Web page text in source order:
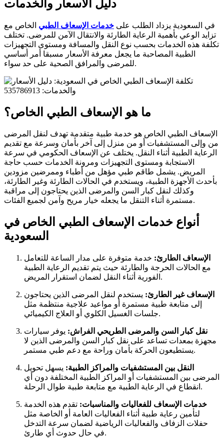
دليل الأسعار والخدمات
في السعودية يزداد الطلب على خدمات الإسعاف الطبي الخاص مع
تزايد الوعي بأهمية الرعاية الطارئة والانتقال الآمن للمرضى. تختلف
تكلفة هذه الخدمات بحسب نوع النقل والمسافة ومستوى التجهيزات
الطبية المصاحبة ما يجعل معرفة الأسعار مسبقا أمر أساسي
للمرضى والمرافق الصحية على حد سواء.
ما هو الإسعاف الطبي الخاص؟
الإسعاف الطبي الخاص هو خدمة طبية متقدمة تهدف لنقل المرضى
من وإلى المستشفيات أو من منزل إلى آخر بأمان وسرعة مع تقديم
الرعاية الطبية أثناء النقل. يختلف عن الإسعاف الحكومي في سرعة
الاستجابة ومستوى التجهيزات ومرونة الخدمات حسب حاجة
المريض. يشمل طاقم طبي مؤهل من أطباء وممرضين مزودين
بأحدث الأجهزة الطبية، ويستخدم في الحالات الطارئة وغير الطارئة،
وكذلك لنقل كبار السن والمرضى الذين يحتاجون إلى مراقبة
مستمرة أثناء التنقل ما يجعله خيار مريح وآمن لجميع الفئات.
أنواع خدمات الإسعاف الطبي الخاص في
السعودية
الإسعاف الطارئ: خدمة متوفرة على مدار الساعة للتعامل
مع الحالات الحرجة والطارئة حيث يتم تقديم الرعاية الطبية
الفورية أثناء النقل لضمان استقرار المريض.
الإسعاف غير الطارئ: يستخدم لنقل المرضى الذين يحتاجون
إلى متابعة طبية مستمرة أو مواعيد علاجية منتظمة مثل
جلسات الغسيل الكلوي أو العلاج الكيميائي.
نقل كبار السن والمرضى الطريحي الفراش: يوفر سيارات
مجهزة بمعدات تساعد على نقل كبار السن والمرضى الذين لا
يستطيعون الحركة بأمان وراحة مع دعم طبي مستمر.
النقل بين المستشفيات والمراكز الطبية: يسهل تحويل
المرضى بين المستشفيات أو المراكز الطبية المختلفة دون أي
انقطاع في الرعاية الطبية مع متابعة طبية طوال الرحلة.
خدمات الإسعاف للفعاليات والمناسبات: تقدم هذه الخدمة
لتأمين رعاية طبية أثناء الفعاليات العامة أو الخاصة مثل
حفلات الزفاف والفعاليات الرياضية لضمان سرعة التدخل
في حال حدوث أي طارئ.